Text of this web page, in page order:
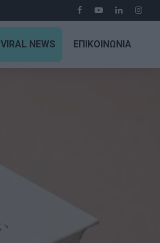
VIRAL NEWS ΕΠΙΚΟΙΝΩΝΙΑ